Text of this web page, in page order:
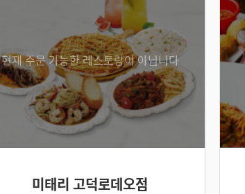
현재 주문 가능한 레스토랑이 아닙니다
미태리 고덕로데오점